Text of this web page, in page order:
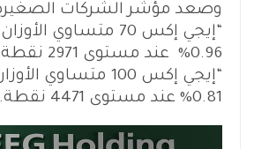
وصعد مؤشر الشركات
“إيجي إكس 70 متساوي
0.96%
“إيجي إكس 100 متساوي
0.81% عند مستوى 4471 نقطة.